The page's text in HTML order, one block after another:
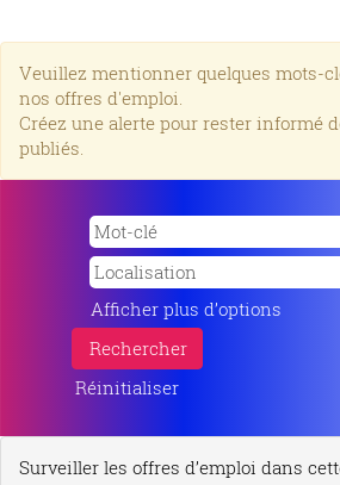
Veuillez mentionner quelques mots-
nos offres d'emploi.
Créez une alerte pour rester informé
publiés.
Afficher plus d’options
Réinitialiser
Surveiller les offres d’emploi dans